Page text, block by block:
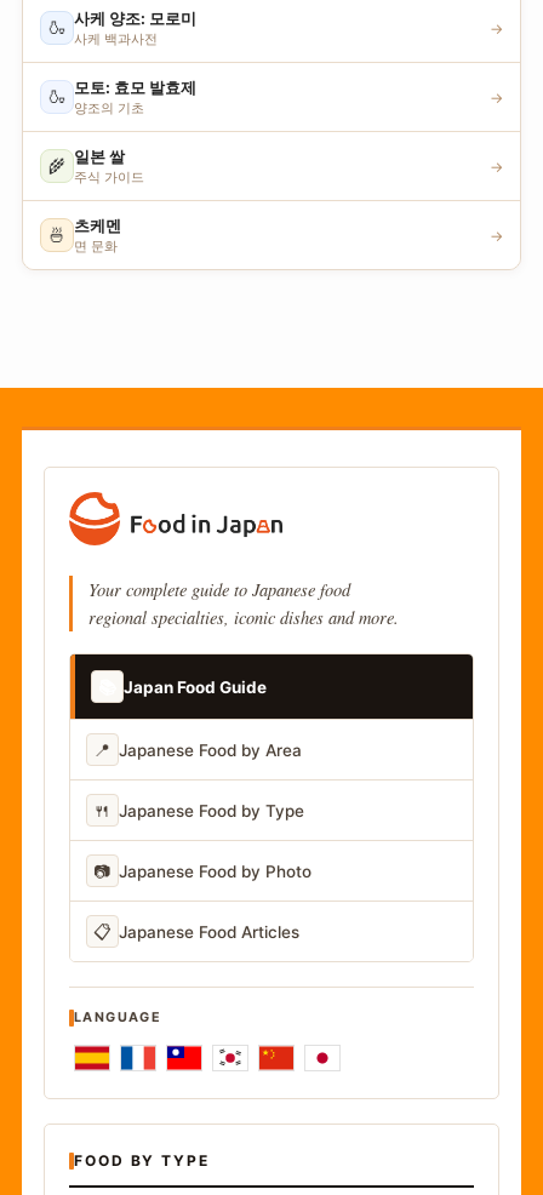
🍶 사케 양조: 모로미
사케 백과사전
→
🍶 모토: 효모 발효제
양조의 기초
→
🌾 일본 쌀
주식 가이드
→
🍜 츠케멘
면 문화
→
Your complete guide to Japanese food
regional specialties, iconic dishes and more.
Japan Food Guide
📍 Japanese Food by Area
🍴 Japanese Food by Type
📷 Japanese Food by Photo
📋 Japanese Food Articles
LANGUAGE
FOOD BY TYPE